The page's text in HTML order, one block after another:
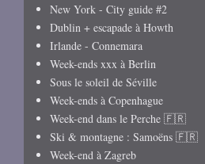
New York - City guide #2
Dublin + escapade à Howth
Irlande - Connemara
Week-ends xxx à Berlin
Sous le soleil de Séville
Week-ends à Copenhague
Week-end dans le Perche 🇫🇷
Ski & montagne : Samoëns 🇫🇷
Week-end à Zagreb